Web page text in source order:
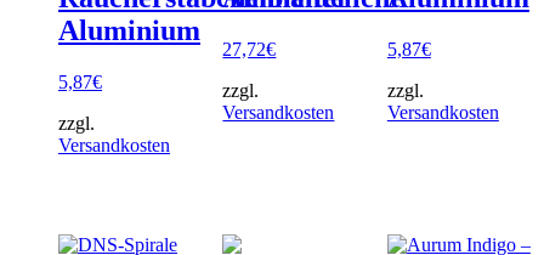
Aluminium
5,87€
zzgl.
Versandkosten
27,72€
zzgl.
Versandkosten
5,87€
zzgl.
Versandkosten